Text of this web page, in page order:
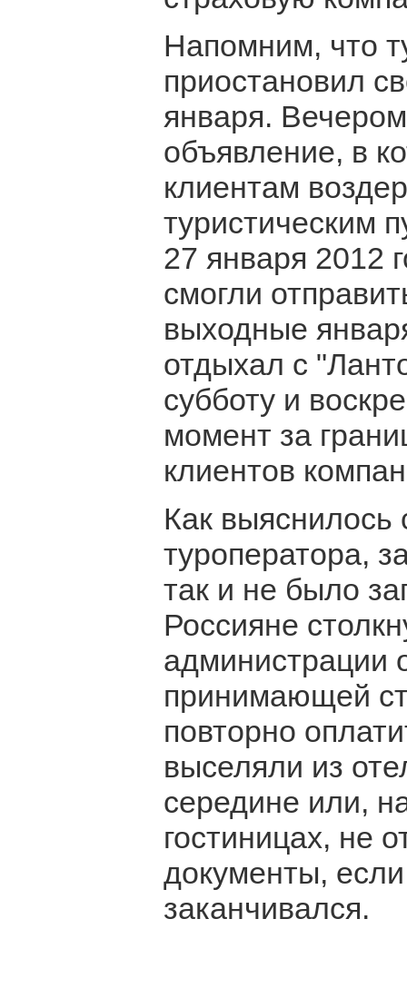
Напомним, что
приостановил
января.
объявление, в
клиентам
туристическим
27 января 2012
смогли
выходные
отдыхал с
субботу и
момент за
клиентов
Как выяснилось
туроператора,
так и не было
Россияне
администрации
принимающей
повторно
выселяли из
середине или,
гостиницах, не
документы,
заканчивался.